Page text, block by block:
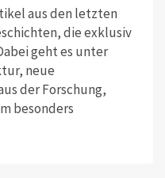
aus den letzten
die exklusiv
geht es unter
neue
der Forschung,
besonders